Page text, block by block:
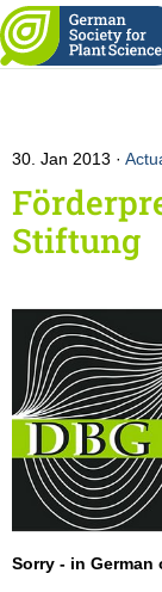
30. Jan 2013
Stiftung
Sorry - in German